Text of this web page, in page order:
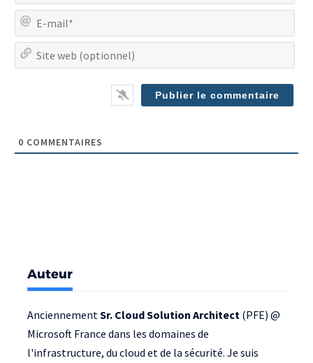
0 COMMENTAIRES
Auteur
Anciennement Sr. Cloud Solution Architect (PFE) @
Microsoft France dans les domaines de
l'infrastructure, du cloud et de la sécurité. Je suis